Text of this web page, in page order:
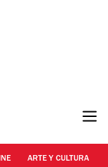
ARTE Y CULTURA